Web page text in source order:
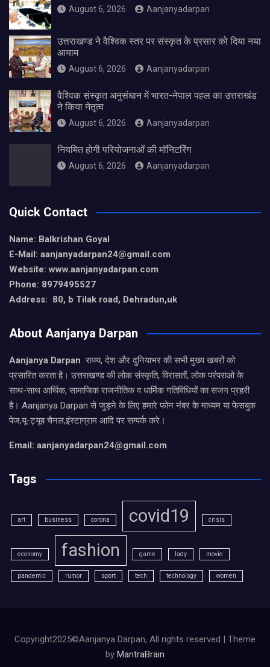
August 6, 2026 Aanjanyadarpan
उत्तराखण्ड ने वैश्विक स्तर पर संस्कृत के प्रसार को दिया नया
आयाम
August 6, 2026 Aanjanyadarpan
वैश्विक संस्कृत अनुसंधान में भारत-नेपाल पहल का उत्तराखंड
ने किया नेतृत्व
August 6, 2026 Aanjanyadarpan
नियमित होगी परियोजनाओं की मॉनिटरिंग
August 6, 2026 Aanjanyadarpan
Quick Contact
Name: Balkrishan Goyal
E-Mail: aanjanyadarpan24@gmail.com
Website: www.aanjanyadarpan.com
Phone: 8979495527
Address: 80, b Tilak road, Dehradun,uk
About Aanjanya Darpan
Aanjanya Darpan राज्य, देश और दुनियाभर की सभी मुख्य खबरों को
प्रसारित करता है। उत्तराखण्ड की लोक संस्कृति, विरासतों, लोक परंपराओ के
साथ-साथ आर्थिक, सामाजिक राजनीतिक व धार्मिक गतिविधियों का सजग प्रहरी
है। Aanjanya Darpan से जुड़ने के लिए हमारे फोन नंबर के माध्यम या फेसबुक
पेज,यू-ट्यूब चैनल,इंस्टाग्राम आदि पर सम्पर्क करे।
Email: aanjanyadarpan24@gmail.com
Tags
art business corona covid19 crisis
economy fashion game lady movie
pandemic rumor sport tech technology women
Copyright2025©Aanjanya Darpan, All rights reserved | Theme
by MantraBrain